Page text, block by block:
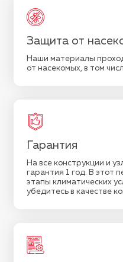
Защита от
Наши материалы
от насекомых, в том
Гарантия
На все конструкции и
гарантия 1 год. В этот
этапы климатических
убедитесь в качестве